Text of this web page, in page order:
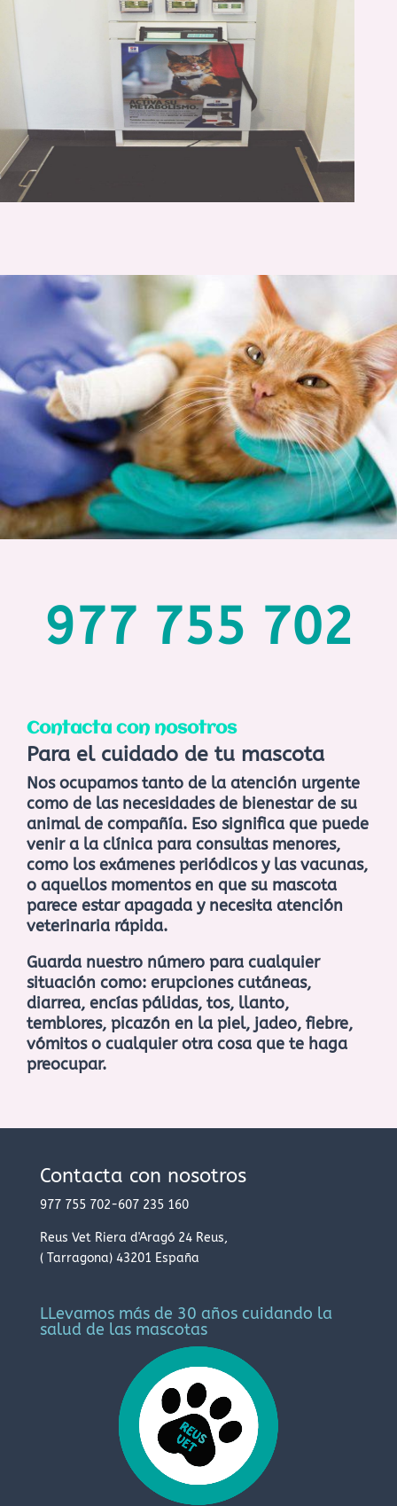
977 755 702
Contacta con nosotros
Para el cuidado de tu mascota
Nos ocupamos tanto de la atención urgente
como de las necesidades de bienestar de su
animal de compañía. Eso significa que puede
venir a la clínica para consultas menores,
como los exámenes periódicos y las vacunas,
o aquellos momentos en que su mascota
parece estar apagada y necesita atención
veterinaria rápida.
Guarda nuestro número para cualquier
situación como: erupciones cutáneas,
diarrea, encías pálidas, tos, llanto,
temblores, picazón en la piel, jadeo, fiebre,
vómitos o cualquier otra cosa que te haga
preocupar.
Contacta con nosotros
977 755 702-607 235 160
Reus VetRiera d'Aragó 24 Reus,
( Tarragona) 43201 España
LLevamos más de 30 años cuidando la
salud de las mascotas